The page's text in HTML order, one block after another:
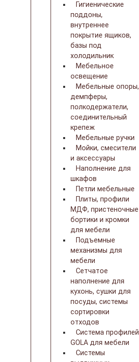
Гигиенические
поддоны,
внутреннее
покрытие ящиков,
базы под
холодильник
Мебельное
освещение
Мебельные опоры,
демпферы,
полкодержатели,
соединительный
крепеж
Мебельные ручки
Мойки, смесители
и аксессуары
Наполнение для
шкафов
Петли мебельные
Плиты, профили
МДФ, пристеночные
бортики и кромки
для мебели
Подъемные
механизмы для
мебели
Сетчатое
наполнение для
кухонь, сушки для
посуды, системы
сортировки
отходов
Система профилей
GOLA для мебели
Системы